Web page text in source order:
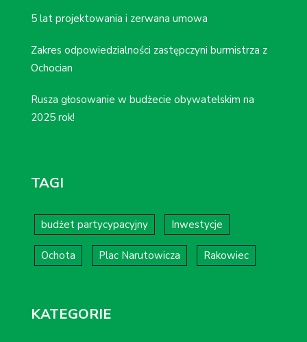
5 lat projektowania i zerwana umowa
Zakres odpowiedzialności zastępczyni burmistrza z
Ochocian
Rusza głosowanie w budżecie obywatelskim na
2025 rok!
TAGI
budżet partycypacyjny Inwestycje
Ochota Plac Narutowicza Rakowiec
KATEGORIE